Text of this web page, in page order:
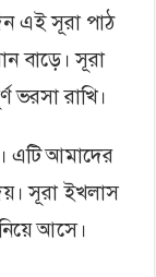
এই সূরা পাঠ
বাড়ে। সূরা
ভরসা রাখি।
এটি আমাদের
সূরা ইখলাস
আসে।